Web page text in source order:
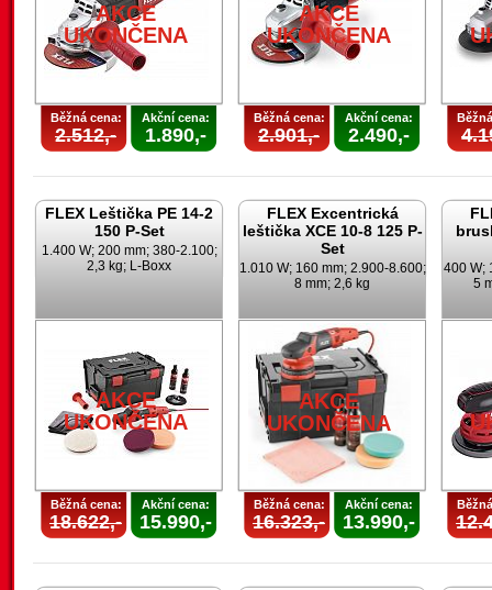
AKCE
UKONČENA
Běžná cena:
2.512,-
Akční cena:
1.890,-
AKCE
UKONČENA
Běžná cena:
2.901,-
Akční cena:
2.490,-
FLEX Leštička PE 14-2
150 P-Set
1.400 W; 200 mm; 380-2.100;
2,3 kg; L-Boxx
AKCE
UKONČENA
Běžná cena:
18.622,-
Akční cena:
15.990,-
FLEX Excentrická
leštička XCE 10-8 125 P-
Set
1.010 W; 160 mm; 2.900-8.600;
8 mm; 2,6 kg
AKCE
UKONČENA
Běžná cena:
16.323,-
Akční cena:
13.990,-
400 W;
5